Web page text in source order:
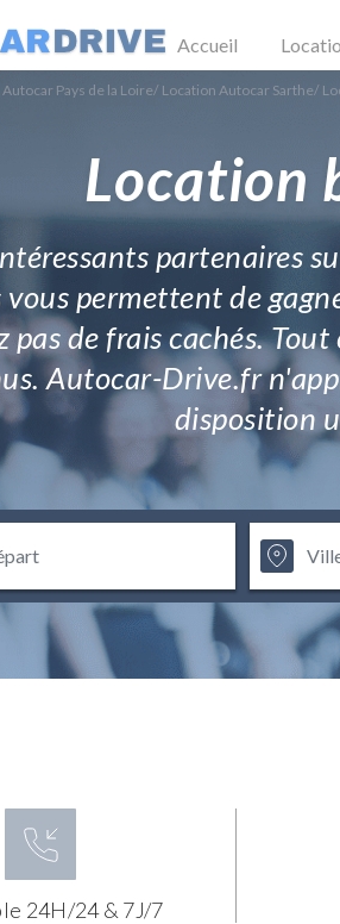
Accueil
Pays de la Loire/ Location Autocar Sarthe/
Location
partenaires
permettent de
pas de frais cachés.
Autocar-Drive.fr
disposition
24H/24 & 7J/7